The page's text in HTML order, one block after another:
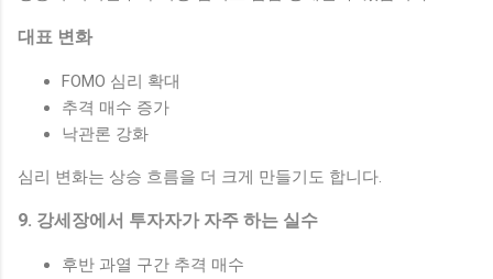
대표 변화
FOMO 심리 확대
추격 매수 증가
낙관론 강화
심리 변화는 상승 흐름을 더 크게 만들기도 합니다.
9. 강세장에서 투자자가 자주 하는 실수
후반 과열 구간 추격 매수